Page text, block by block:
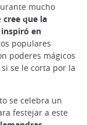
mucho
cree que la
en
populares
poderes mágicos
se le corta por la
se celebra un
festejar a este